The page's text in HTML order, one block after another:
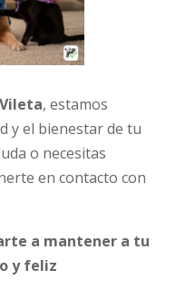
, estamos
y el bienestar de tu
o necesitas
en contacto con
a mantener a tu
y feliz